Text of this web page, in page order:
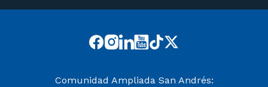
Comunidad Ampliada San Andrés: